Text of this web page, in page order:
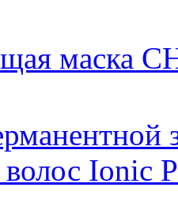
маска
Ionic